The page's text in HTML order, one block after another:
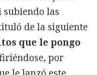
las
de la siguiente
que le pongo
por